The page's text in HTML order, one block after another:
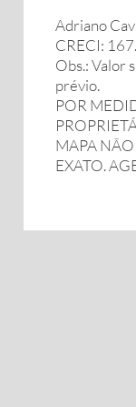
Adriano
CRECI:
Obs.: Valor
prévio.
POR
MAPA
EXATO.